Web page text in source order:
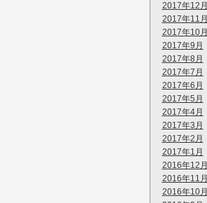
2017年12月
2017年11月
2017年10月
2017年9月
2017年8月
2017年7月
2017年6月
2017年5月
2017年4月
2017年3月
2017年2月
2017年1月
2016年12月
2016年11月
2016年10月